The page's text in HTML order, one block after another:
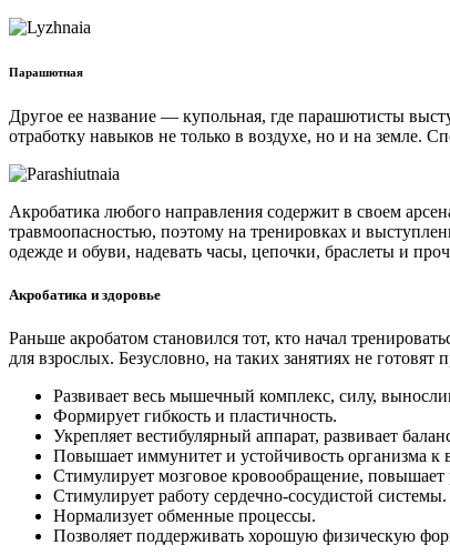
Парашютная
Другое ее название — купольная, где парашютисты
отработку навыков не только в воздухе, но и на земле.
Акробатика любого направления содержит в своем
травмоопасностью, поэтому на тренировках и
одежде и обуви, надевать часы, цепочки, браслеты и
Акробатика и здоровье
Раньше акробатом становился тот, кто начал
для взрослых. Безусловно, на таких занятиях не
Развивает весь мышечный комплекс, силу,
Формирует гибкость и пластичность.
Укрепляет вестибулярный аппарат, развивает
Повышает иммунитет и устойчивость организма
Стимулирует мозговое кровообращение, повышает
Стимулирует работу сердечно-сосудистой системы.
Нормализует обменные процессы.
Позволяет поддерживать хорошую физическую